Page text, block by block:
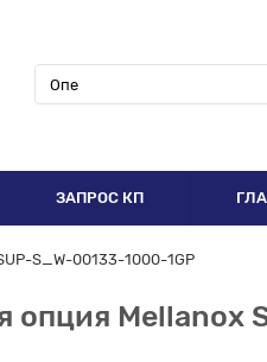
ЗАПРОС КП
S_W-00133-1000-1GP
опция Mellanox